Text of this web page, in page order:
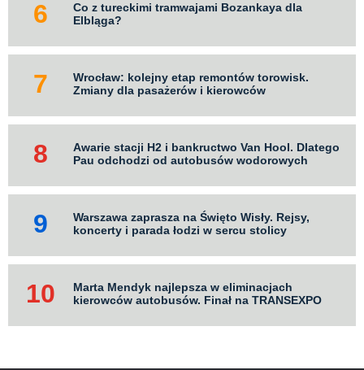
Co z tureckimi tramwajami Bozankaya dla
Elbląga?
Wrocław: kolejny etap remontów torowisk.
Zmiany dla pasażerów i kierowców
Awarie stacji H2 i bankructwo Van Hool. Dlatego
Pau odchodzi od autobusów wodorowych
Warszawa zaprasza na Święto Wisły. Rejsy,
koncerty i parada łodzi w sercu stolicy
Marta Mendyk najlepsza w eliminacjach
kierowców autobusów. Finał na TRANSEXPO